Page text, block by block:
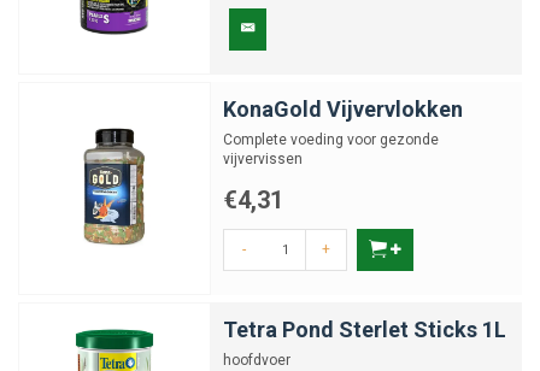
KonaGold Vijvervlokken
Complete voeding voor gezonde
vijvervissen
€4,31
- +
Tetra Pond Sterlet Sticks 1L
hoofdvoer